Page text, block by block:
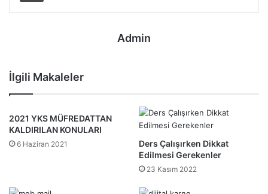
Admin
İlgili Makaleler
2021 YKS MÜFREDATTAN
KALDIRILAN KONULARI
6 Haziran 2021
Ders Çalışırken Dikkat
Edilmesi Gerekenler
23 Kasım 2022